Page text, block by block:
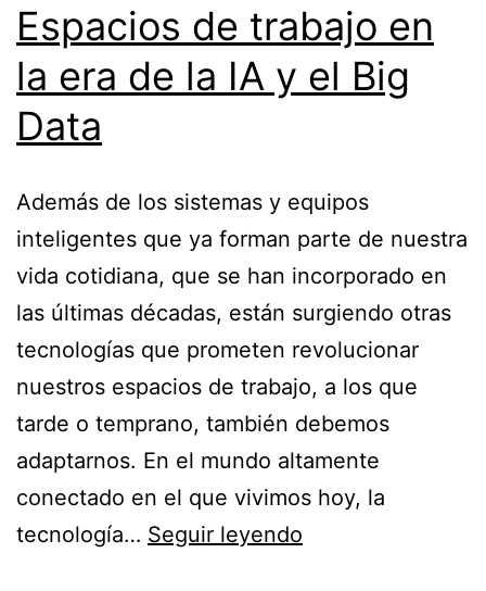
Espacios de trabajo en
la era de la IA y el Big
Data
Además de los sistemas y equipos
inteligentes que ya forman parte de nuestra
vida cotidiana, que se han incorporado en
las últimas décadas, están surgiendo otras
tecnologías que prometen revolucionar
nuestros espacios de trabajo, a los que
tarde o temprano, también debemos
adaptarnos. En el mundo altamente
conectado en el que vivimos hoy, la
tecnología… Seguir leyendo